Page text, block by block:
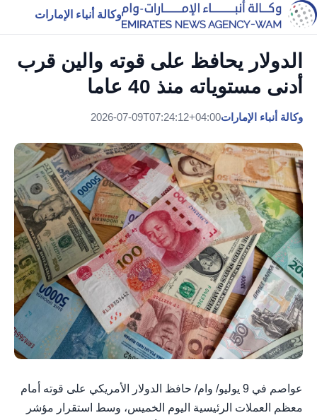
وكالة أنباء الإمارات
الدولار يحافظ على قوته والين قرب
أدنى مستوياته منذ 40 عاما
وكالة أنباء الإمارات2026-07-09T07:24:12+04:00
عواصم في 9 يوليو/ وام/ حافظ الدولار الأمريكي على قوته أمام
معظم العملات الرئيسية اليوم الخميس، وسط استقرار مؤشر